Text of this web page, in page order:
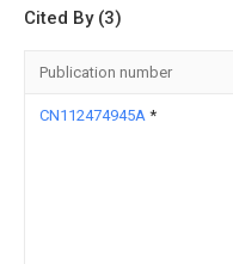
Cited By (3)
Publication number
CN112474945A *